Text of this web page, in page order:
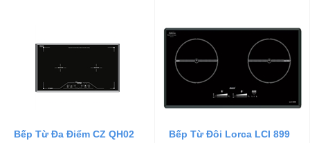
Bếp Từ Đa Điểm CZ QH02 Bếp Từ Đôi Lorca LCI 899